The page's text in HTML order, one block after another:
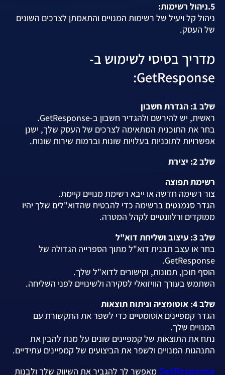
5.ניהול רשימות:
ניהול קל ויעיל של רשימות המנויים והתאמתן לצרכים השונים
של העסק.
מדריך בסיסי לשימוש ב-
GetResponse:
שלב 1: הגדרת חשבון
ראשית, יש להירשם ולהגדיר חשבון ב-GetResponse.
בחר את התוכנית המתאימה לצרכים של העסק שלך, ישנן
אפשרויות לתוכניות בעלויות שונות וברמות שירות שונות.
שלב 2: יצירת
רשימת תפוצה
צור רשימה חדשה או ייבא רשימת מנויים קיימת.
הגדר סגמנטים ברשימה כדי להבטיח שהדוא"לים שלך יהיו
ממוקדים ורלוונטיים לקהל המטרה.
שלב 3: עיצוב ושליחת דוא"ל
בחר או עצב תבנית דוא"ל מתוך הספרייה הגדולה של
GetResponse.
הוסף תוכן, תמונות, וקישורים לדוא"ל שלך.
השתמש בעורך הוויזואלי לסקירה ולשינויים לפני השליחה.
שלב 4: אוטומציה וניתוח תוצאות
הגדר קמפיינים אוטומטיים כדי לשפר את התקשורת עם
המנויים שלך.
נתח את התוצאות של קמפיינים שונים על מנת להבין את
התנהגות המנויים ולשפר את הביצועים של קמפיינים עתידיים.
GetResponse מאפשר לך להגביר את השיווק שלך ולבנות